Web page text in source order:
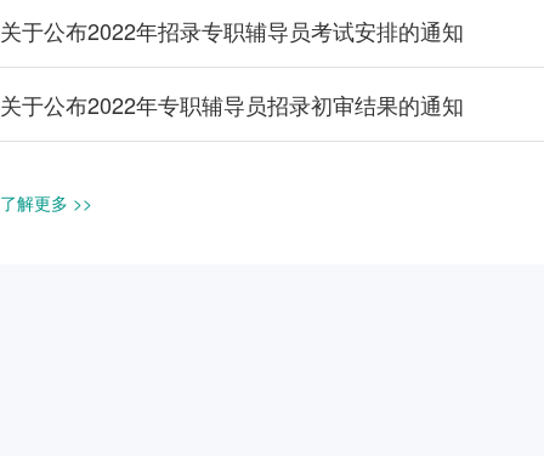
关于公布2022年招录专职辅导员考试安排的通知
关于公布2022年专职辅导员招录初审结果的通知
了解更多 >>